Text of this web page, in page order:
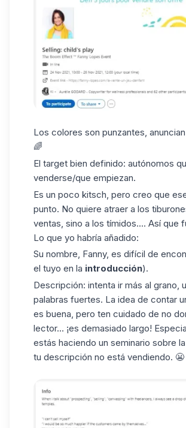
Los colores son punzantes,
🌈
El target bien definido: autónomos
venderse/que empiezan.
Es un poco kitsch, pero creo que
punto. No quiere atraer a los
ventas, sino a los tímidos.... Así que
Lo que yo habría añadido:
Su nombre, Fanny, es difícil de
el tuyo en la introducción).
Descripción: intenta ir más al grano,
palabras fuertes. La idea de contar
es buena, pero ten cuidado de no
lector... ¡es demasiado largo!
estás haciendo un seminario sobre
tu descripción no está vendiendo. 😬